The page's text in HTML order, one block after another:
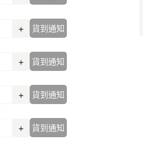
+ 貨到通知
+ 貨到通知
+ 貨到通知
+ 貨到通知